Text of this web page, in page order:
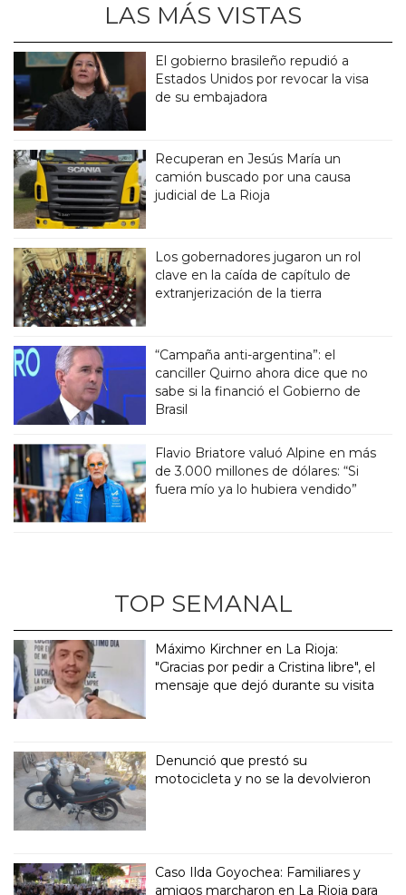
LAS MÁS VISTAS
El gobierno brasileño repudió a
Estados Unidos por revocar la visa
de su embajadora
Recuperan en Jesús María un
camión buscado por una causa
judicial de La Rioja
Los gobernadores jugaron un rol
clave en la caída de capítulo de
extranjerización de la tierra
“Campaña anti-argentina”: el
canciller Quirno ahora dice que no
sabe si la financió el Gobierno de
Brasil
Flavio Briatore valuó Alpine en más
de 3.000 millones de dólares: “Si
fuera mío ya lo hubiera vendido”
TOP SEMANAL
Máximo Kirchner en La Rioja:
"Gracias por pedir a Cristina libre", el
mensaje que dejó durante su visita
Denunció que prestó su
motocicleta y no se la devolvieron
Caso Ilda Goyochea: Familiares y
amigos marcharon en La Rioja para